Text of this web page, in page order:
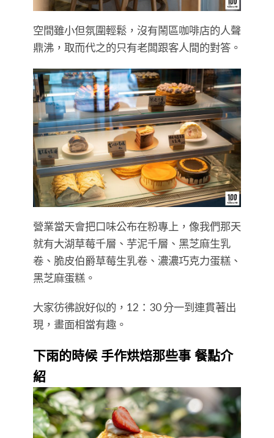
空間雖小但氛圍輕鬆，沒有鬧區咖啡店的人聲
鼎沸，取而代之的只有老闆跟客人間的對答。
營業當天會把口味公布在粉專上，像我們那天
就有大湖草莓千層、芋泥千層、黑芝麻生乳
卷、脆皮伯爵草莓生乳卷、濃濃巧克力蛋糕、
黑芝麻蛋糕。
大家彷彿說好似的，12：30 分一到連貫著出
現，畫面相當有趣。
下雨的時候 手作烘焙那些事 餐點介
紹